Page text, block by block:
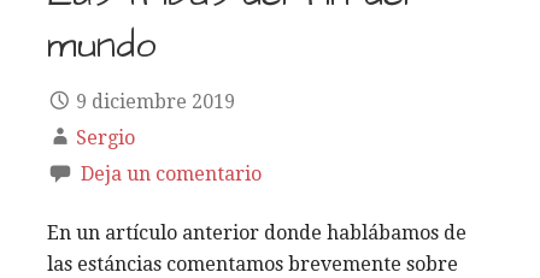
mundo
9 diciembre 2019
Sergio
Deja un comentario
En un artículo anterior donde hablábamos de
las estáncias comentamos brevemente sobre